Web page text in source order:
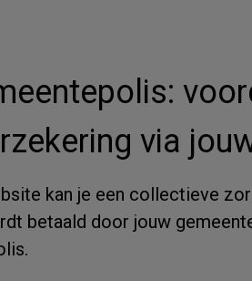
via
kan je een collectieve
betaald door jouw